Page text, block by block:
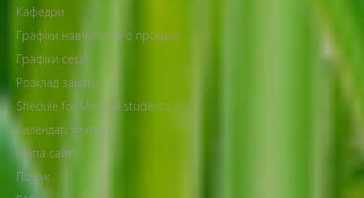
Кафедри
Графіки навчального процесу
Графіки сесій
Розклад занять
Shedule for Medical students
Календар тижнів
Мапа сайту
Пошук